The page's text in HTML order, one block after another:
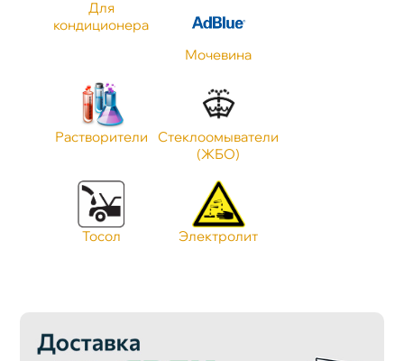
Применение
Стандарт JASO
Тип Антифриза
Для
кондиционера
Мочевина
Растворители
Стеклоомыватели
(ЖБО)
Тосол Электролит